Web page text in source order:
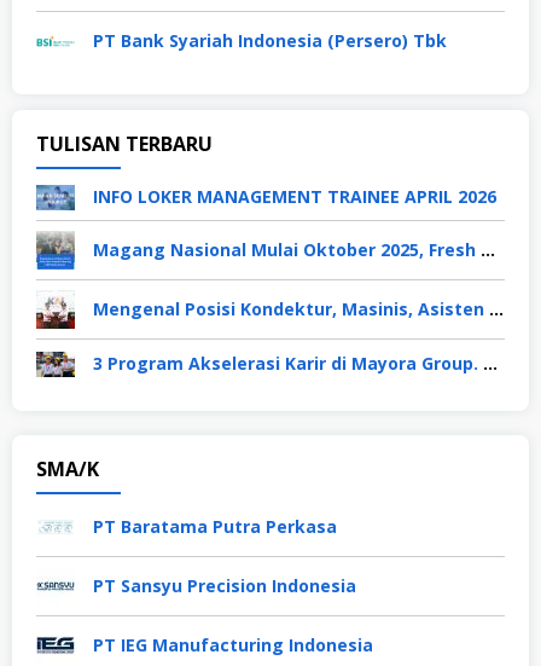
PT Bank Syariah Indonesia (Persero) Tbk
TULISAN TERBARU
INFO LOKER MANAGEMENT TRAINEE APRIL 2026
Magang Nasional Mulai Oktober 2025, Fresh Graduate Dapat Gaji UMP Selama 6 Bulan
Mengenal Posisi Kondektur, Masinis, Asisten PPKA, Pemeliharaan Sarana dan Prasarana, Polsuska (Polisi Khusus Kereta Api), di PT KAI
3 Program Akselerasi Karir di Mayora Group. Apa Saja? Berikut Penjelasannya
SMA/K
PT Baratama Putra Perkasa
PT Sansyu Precision Indonesia
PT IEG Manufacturing Indonesia